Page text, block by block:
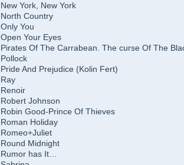
New York, New York
North Country
Only You
Open Your Eyes
Pirates Of The Carrabean. The curse Of The
Pollock
Pride And Prejudice (Kolin Fert)
Ray
Renoir
Robert Johnson
Robin Good-Prince Of Thieves
Roman Holiday
Romeo+Juliet
Round Midnight
Rumor has It…